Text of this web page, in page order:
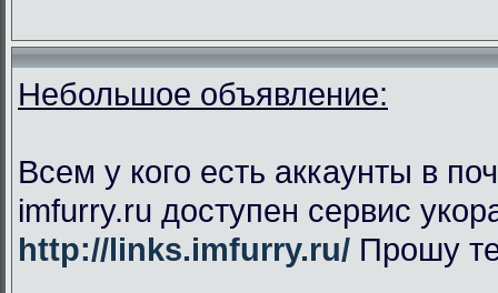
Небольшое объявление:
Всем у кого есть аккаунты в
imfurry.ru доступен сервис
http://links.imfurry.ru/ Прошу